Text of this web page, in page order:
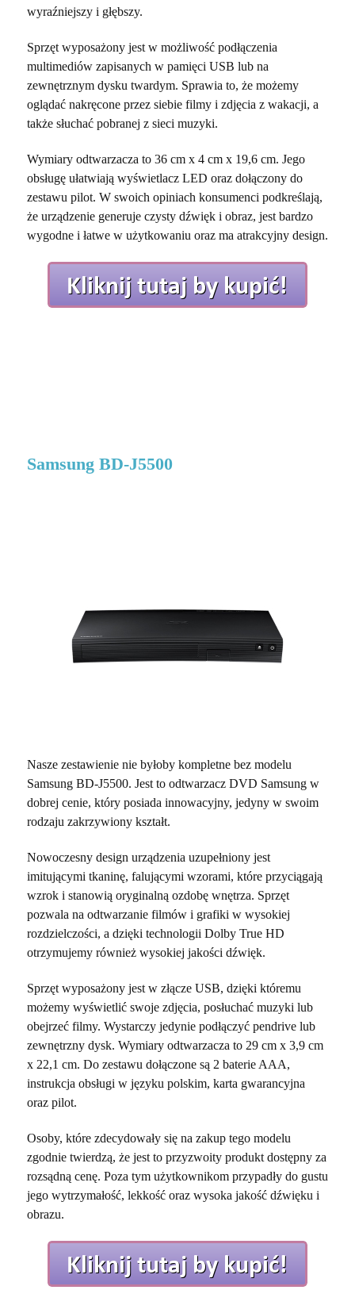
wyraźniejszy i głębszy.
Sprzęt wyposażony jest w możliwość podłączenia
multimediów zapisanych w pamięci USB lub na
zewnętrznym dysku twardym. Sprawia to, że możemy
oglądać nakręcone przez siebie filmy i zdjęcia z wakacji, a
także słuchać pobranej z sieci muzyki.
Wymiary odtwarzacza to 36 cm x 4 cm x 19,6 cm. Jego
obsługę ułatwiają wyświetlacz LED oraz dołączony do
zestawu pilot. W swoich opiniach konsumenci podkreślają,
że urządzenie generuje czysty dźwięk i obraz, jest bardzo
wygodne i łatwe w użytkowaniu oraz ma atrakcyjny design.
Samsung BD-J5500
Nasze zestawienie nie byłoby kompletne bez modelu
Samsung BD-J5500. Jest to odtwarzacz DVD Samsung w
dobrej cenie, który posiada innowacyjny, jedyny w swoim
rodzaju zakrzywiony kształt.
Nowoczesny design urządzenia uzupełniony jest
imitującymi tkaninę, falującymi wzorami, które przyciągają
wzrok i stanowią oryginalną ozdobę wnętrza. Sprzęt
pozwala na odtwarzanie filmów i grafiki w wysokiej
rozdzielczości, a dzięki technologii Dolby True HD
otrzymujemy również wysokiej jakości dźwięk.
Sprzęt wyposażony jest w złącze USB, dzięki któremu
możemy wyświetlić swoje zdjęcia, posłuchać muzyki lub
obejrzeć filmy. Wystarczy jedynie podłączyć pendrive lub
zewnętrzny dysk. Wymiary odtwarzacza to 29 cm x 3,9 cm
x 22,1 cm. Do zestawu dołączone są 2 baterie AAA,
instrukcja obsługi w języku polskim, karta gwarancyjna
oraz pilot.
Osoby, które zdecydowały się na zakup tego modelu
zgodnie twierdzą, że jest to przyzwoity produkt dostępny za
rozsądną cenę. Poza tym użytkownikom przypadły do gustu
jego wytrzymałość, lekkość oraz wysoka jakość dźwięku i
obrazu.